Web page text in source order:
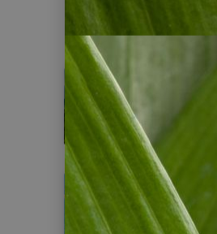
Costa Rica
Panama